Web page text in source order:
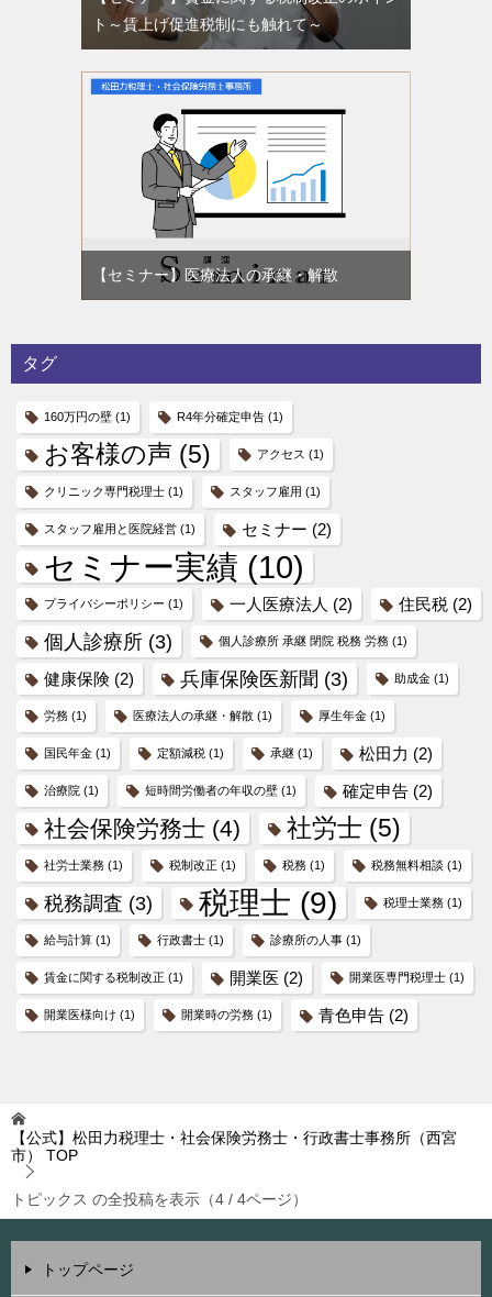
ト～賃上げ促進税制にも触れて～
【セミナー】医療法人の承継・解散
タグ
160万円の壁 (1) R4年分確定申告 (1)
お客様の声 (5) アクセス (1)
クリニック専門税理士 (1) スタッフ雇用 (1)
スタッフ雇用と医院経営 (1) セミナー (2)
セミナー実績 (10)
プライバシーポリシー (1) 一人医療法人 (2) 住民税 (2)
個人診療所 (3) 個人診療所 承継 閉院 税務 労務 (1)
健康保険 (2) 兵庫保険医新聞 (3) 助成金 (1)
労務 (1) 医療法人の承継・解散 (1) 厚生年金 (1)
国民年金 (1) 定額減税 (1) 承継 (1) 松田力 (2)
治療院 (1) 短時間労働者の年収の壁 (1) 確定申告 (2)
社会保険労務士 (4) 社労士 (5)
社労士業務 (1) 税制改正 (1) 税務 (1) 税務無料相談 (1)
税務調査 (3) 税理士 (9) 税理士業務 (1)
給与計算 (1) 行政書士 (1) 診療所の人事 (1)
賃金に関する税制改正 (1) 開業医 (2) 開業医専門税理士 (1)
開業医様向け (1) 開業時の労務 (1) 青色申告 (2)
【公式】松田力税理士・社会保険労務士・行政書士事務所（西宮
市）
TOP
トピックス の全投稿を表示（4 / 4ページ）
トップページ